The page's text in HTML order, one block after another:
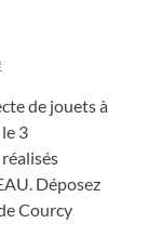
de jouets à
3
Déposez
Courcy